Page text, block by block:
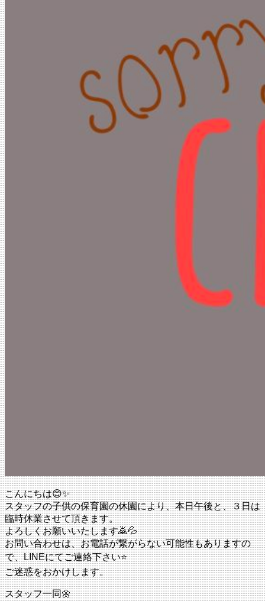
こんにちは😊✨
スタッフの子供の保育園の休園により、本日午後と、３日は
臨時休業させて頂きます。
よろしくお願いいたします🙇💦
お問い合わせは、お電話が繋がらない可能性もありますの
で、LINEにてご連絡下さい⭐
ご迷惑をおかけします。
スタッフ一同🌼